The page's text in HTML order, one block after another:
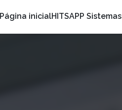
Página inicialHITSAPP Sistemas